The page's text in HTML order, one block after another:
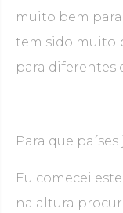
muito bem
tem sido muito
para diferentes
Para que
Eu comecei
na altura